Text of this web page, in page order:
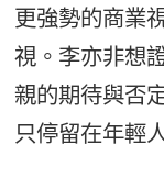
更強勢的商業
視。李亦非想
親的期待與否
只停留在年輕